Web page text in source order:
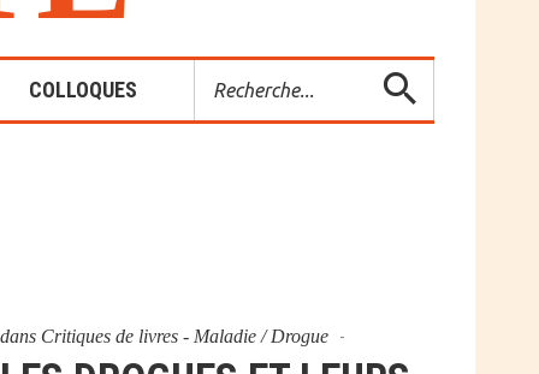
COLLOQUES
Rechercher
dans Critiques de livres - Maladie / Drogue